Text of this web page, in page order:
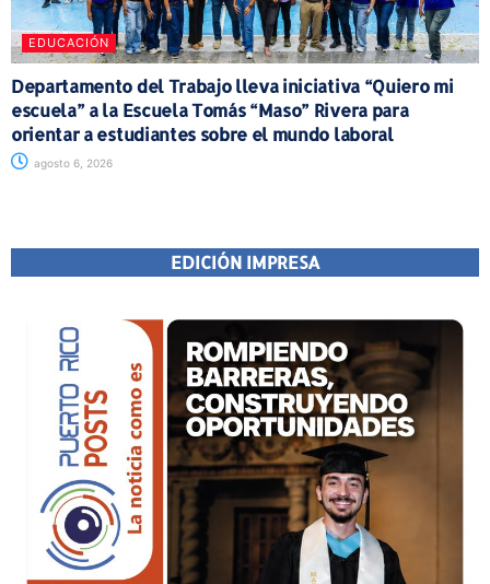
EDUCACIÓN
Departamento del Trabajo lleva iniciativa “Quiero mi
escuela” a la Escuela Tomás “Maso” Rivera para
orientar a estudiantes sobre el mundo laboral
agosto 6, 2026
EDICIÓN IMPRESA